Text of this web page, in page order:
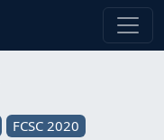
FCSC 2020